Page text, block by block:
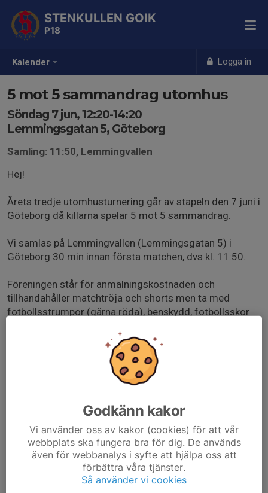
Kalender Logga in
STENKULLEN GOIK
P18
5 mot 5 sammandrag utomhus
Söndag 7 jun, 12:20-14:20
Lemmingsgatan 5, Göteborg
Samling: 11:50, Lemmingvallen
Hej!
Årets tredje utomhusturnering går av stapeln den 7 juni i
Göteborg då killarna spelar 5 mot 5 sammandrag.
Vi samlas på Lemmingvallen (Lemmingsgatan 5) i
Göteborg 30 min innan första matchen, dvs kl. 11:50.
Föreningen står för anmälningskostnaden och
tillhandahåller matchtröja och shorts men ta med
fotbollsstrumpor (gärna röda), benskydd, fotbollsskor
Spelformen är 5 mot 5 under 3*10 minuter. Killarna
kommer ca en vecka innan.
Vid frågor kontakta Emil på 0767-23 45 89 eller Patrik
på 0707-70 58 50.
Varmt välkomna, hälsar ledarna i Goiken P18.
Godkänn kakor
Vi använder oss av kakor (cookies) för att vår
webbplats ska fungera bra för dig. De används
även för webbanalys i syfte att hjälpa oss att
förbättra våra tjänster.
Så använder vi cookies